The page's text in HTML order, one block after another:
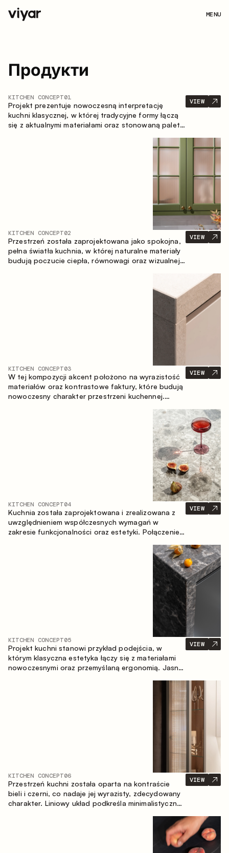
MENU
Продукти
KITCHEN CONCEPT01
Projekt prezentuje nowoczesną interpretację
kuchni klasycznej, w której tradycyjne formy łączą
się z aktualnymi materiałami oraz stonowaną paletą
kompozycja zabudowy tworzy komfortową i
VIEW
KITCHEN CONCEPT02
Przestrzeń została zaprojektowana jako spokojna,
pełna światła kuchnia, w której naturalne materiały
budują poczucie ciepła, równowagi oraz wizualnej
VIEW
KITCHEN CONCEPT03
W tej kompozycji akcent położono na wyrazistość
materiałów oraz kontrastowe faktury, które budują
nowoczesny charakter przestrzeni kuchennej.
nasyconą, taktylną kompozycję, w której każdy
VIEW
KITCHEN CONCEPT04
Kuchnia została zaprojektowana i zrealizowana z
uwzględnieniem współczesnych wymagań w
zakresie funkcjonalności oraz estetyki. Połączenie
VIEW
KITCHEN CONCEPT05
Projekt kuchni stanowi przykład podejścia, w
którym klasyczna estetyka łączy się z materiałami
nowoczesnymi oraz przemyślaną ergonomią. Jasna
VIEW
KITCHEN CONCEPT06
Przestrzeń kuchni została oparta na kontraście
bieli i czerni, co nadaje jej wyrazisty, zdecydowany
charakter. Liniowy układ podkreśla minimalistyczny i
VIEW